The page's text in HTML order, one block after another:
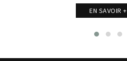
EN SAVOIR +